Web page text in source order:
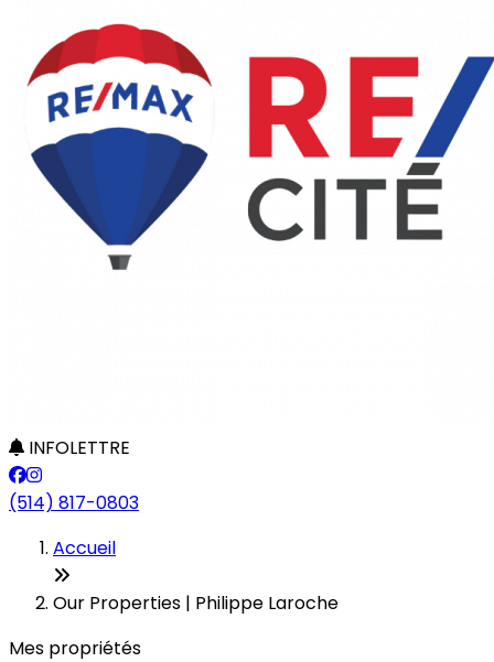
INFOLETTRE
(514) 817-0803
+ Accueil
Our Properties | Philippe Laroche
Mes propriétés